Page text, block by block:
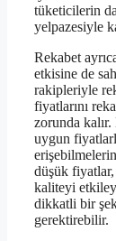
tüketicilerin
yelpazesiyle
Rekabet
etkisine de
rakipleriyle
fiyatlarını
zorunda
uygun
düşük fiyatlar,
kaliteyi
dikkatli bir
gerektirebilir.